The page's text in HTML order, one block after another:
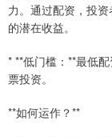
力。通过配资，投
的潜在收益。
* **低门槛：**最低
票投资。
**如何运作？**